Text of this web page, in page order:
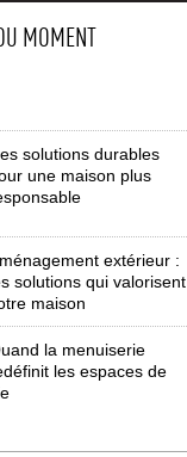
MOMENT
solutions durables
une maison plus
extérieur :
solutions qui valorisent
maison
la menuiserie
les espaces de